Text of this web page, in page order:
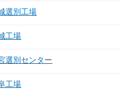
選別工場
工場
選別センター
工場